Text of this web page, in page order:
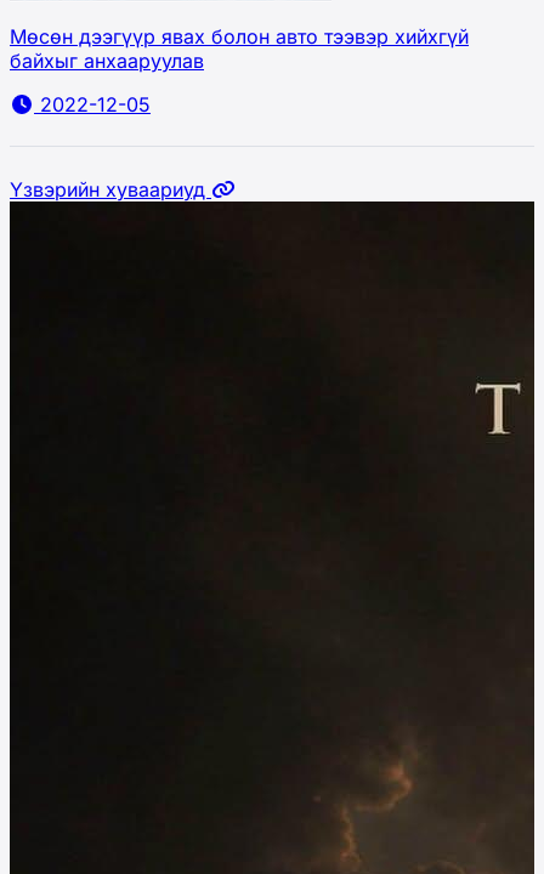
Мөсөн дээгүүр явах болон авто тээвэр хийхгүй
байхыг анхааруулав
2022-12-05
Үзвэрийн хуваариуд